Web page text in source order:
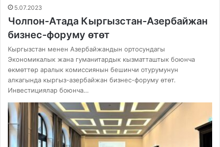
5.07.2023
Чолпон-Атада Кыргызстан-Азербайжан
бизнес-форуму өтөт
Кыргызстан менен Азербайжандын ортосундагы
Экономикалык жана гуманитардык кызматташтык боюнча
өкмөттөр аралык комиссиянын бешинчи отурумунун
алкагында кыргыз-азербайжан бизнес-форуму өтөт.
Инвестициялар боюнча…